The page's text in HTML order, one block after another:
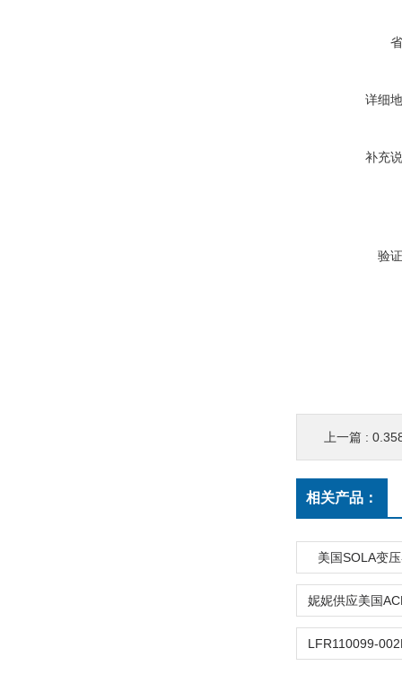
详细
补充
验
上一篇 :
相关产品：
美国SOLA变